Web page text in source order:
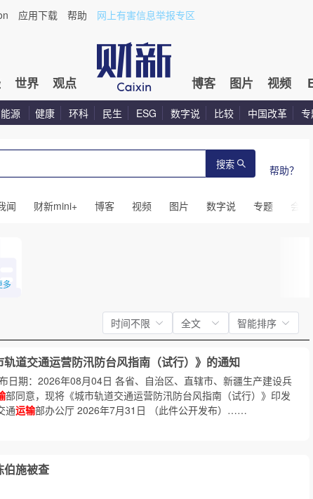
应用下载 帮助 网上有害信息举报专区
世界 观点 博客 图片 视频
能源 健康 环科 民生 ESG 数字说 比较 中国改革
搜索 帮助？
闻 财新mini+ 博客 视频 图片 数字说 专题 会议
多
时间不限 全文 智能排序
道交通运营防汛防台风指南（试行）》的通知
日期：2026年08月04日 各省、自治区、直辖市、新疆生产建设兵
部同意，现将《城市轨道交通运营防汛防台风指南（试行）》印发
通运输部办公厅 2026年7月31日 （此件公开发布）……
伯施被查